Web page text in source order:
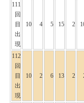
111
回
目
出
現
10 4 5 15 2
112
回
目
出
現
10 2 6 13 2